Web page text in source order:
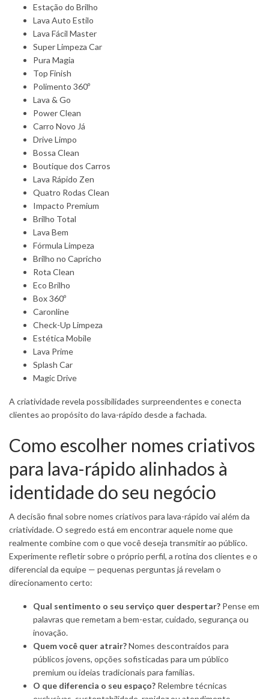
Estação do Brilho
Lava Auto Estilo
Lava Fácil Master
Super Limpeza Car
Pura Magia
Top Finish
Polimento 360º
Lava & Go
Power Clean
Carro Novo Já
Drive Limpo
Bossa Clean
Boutique dos Carros
Lava Rápido Zen
Quatro Rodas Clean
Impacto Premium
Brilho Total
Lava Bem
Fórmula Limpeza
Brilho no Capricho
Rota Clean
Eco Brilho
Box 360º
Caronline
Check-Up Limpeza
Estética Mobile
Lava Prime
Splash Car
Magic Drive
A criatividade revela possibilidades surpreendentes e conecta
clientes ao propósito do lava-rápido desde a fachada.
Como escolher nomes criativos
para lava-rápido alinhados à
identidade do seu negócio
A decisão final sobre nomes criativos para lava-rápido vai além da
criatividade. O segredo está em encontrar aquele nome que
realmente combine com o que você deseja transmitir ao público.
Experimente refletir sobre o próprio perfil, a rotina dos clientes e o
diferencial da equipe — pequenas perguntas já revelam o
direcionamento certo:
Qual sentimento o seu serviço quer despertar? Pense em
palavras que remetam a bem-estar, cuidado, segurança ou
inovação.
Quem você quer atrair?Nomes descontraídos para
públicos jovens, opções sofisticadas para um público
premium ou ideias tradicionais para famílias.
O que diferencia o seu espaço? Relembre técnicas